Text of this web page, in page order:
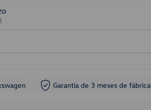
Garantia de 3 meses de fábrica